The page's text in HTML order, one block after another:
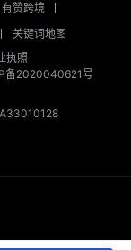
有赞跨境
关键词地图
执照
备2020040621号